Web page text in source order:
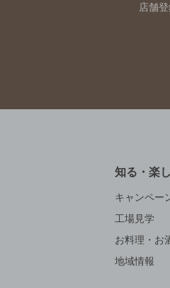
店舗
知る・楽
キャンペー
工場見学
お料理・お
地域情報